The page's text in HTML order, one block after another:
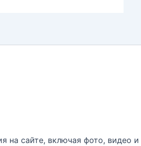
на сайте, включая фото, видео